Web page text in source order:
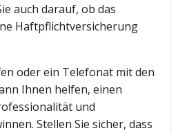
auch darauf, ob das
Haftpflichtversicherung
oder ein Telefonat mit den
Ihnen helfen, einen
und
Stellen Sie sicher, dass